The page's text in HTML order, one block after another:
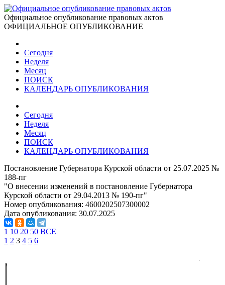
Официальное опубликование правовых актов
ОФИЦИАЛЬНОЕ ОПУБЛИКОВАНИЕ
Сегодня
Неделя
Месяц
ПОИСК
КАЛЕНДАРЬ ОПУБЛИКОВАНИЯ
Сегодня
Неделя
Месяц
ПОИСК
КАЛЕНДАРЬ ОПУБЛИКОВАНИЯ
Постановление Губернатора Курской области от 25.07.2025 №
188-пг
"О внесении изменений в постановление Губернатора
Курской области от 29.04.2013 № 190-пг"
Номер опубликования: 4600202507300002
Дата опубликования: 30.07.2025
1 10 20 50 ВСЕ
1 2 3 4 5 6